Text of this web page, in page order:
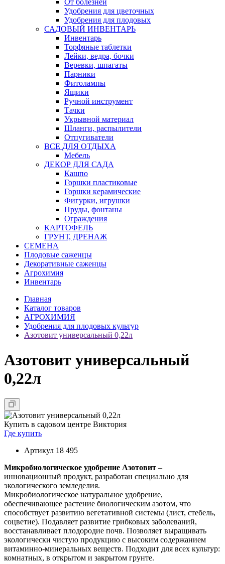
От болезней
Удобрения для цветочных
Удобрения для плодовых
САДОВЫЙ ИНВЕНТАРЬ
Инвентарь
Торфяные таблетки
Лейки, ведра, бочки
Веревки, шпагаты
Парники
Фитолампы
Ящики
Ручной инструмент
Тачки
Укрывной материал
Шланги, распылители
Отпугиватели
ВСЕ ДЛЯ ОТДЫХА
Мебель
ДЕКОР ДЛЯ САДА
Кашпо
Горшки пластиковые
Горшки керамические
Фигурки, игрушки
Пруды, фонтаны
Ограждения
КАРТОФЕЛЬ
ГРУНТ, ДРЕНАЖ
СЕМЕНА
Плодовые саженцы
Декоративные саженцы
Агрохимия
Инвентарь
Главная
Каталог товаров
АГРОХИМИЯ
Удобрения для плодовых культур
Азотовит универсальный 0,22л
Азотовит универсальный
0,22л
Купить в садовом центре Виктория
Где купить
Артикул 18 495
Микробиологическое удобрение Азотовит –
инновационный продукт, разработан специально для
экологического земледелия.
Микробиологическое натуральное удобрение,
обеспечивающее растение биологическим азотом, что
способствует развитию вегетативной системы (лист, стебель,
соцветие). Подавляет развитие грибковых заболеваний,
восстанавливает плодородие почв. Позволяет выращивать
экологически чистую продукцию с высоким содержанием
витаминно-минеральных веществ. Подходит для всех культур:
комнатных, в открытом и закрытом грунте.